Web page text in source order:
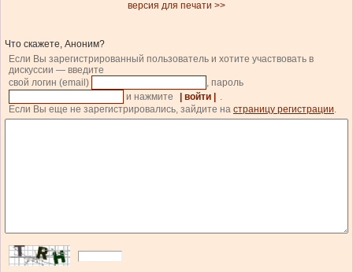
версия для печати >>
Что скажете, Аноним?
Если Вы зарегистрированный пользователь и хотите участвовать в
дискуссии — введите
свой логин (email)
, пароль
и нажмите
| войти |
.
Если Вы еще не зарегистрировались, зайдите на страницу регистрации.